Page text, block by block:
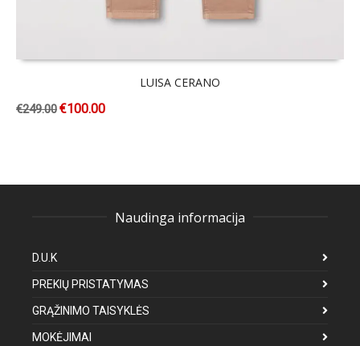
LUISA CERANO
€249.00€100.00
Naudinga informacija
D.U.K
PREKIŲ PRISTATYMAS
GRĄŽINIMO TAISYKLĖS
MOKĖJIMAI